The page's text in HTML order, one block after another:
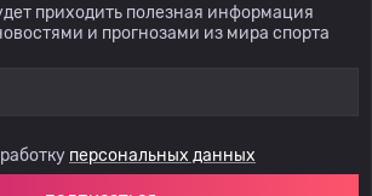
приходить полезная информация
и прогнозами из мира спорта
персональных данных